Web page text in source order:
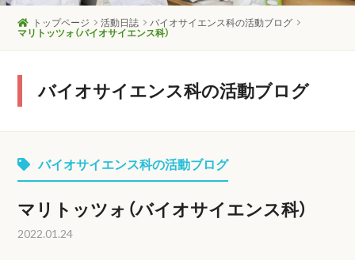
トップページ 活動日誌
バイオサイエンス科の活動ブログ
マリトッツォ（バイオサイエンス科）
バイオサイエンス科の活動ブログ
バイオサイエンス科の活動ブログ
マリトッツォ（バイオサイエンス科）
2022.01.24